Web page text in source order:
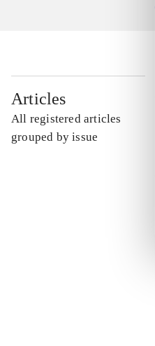
Articles
All registered articles
grouped by issue